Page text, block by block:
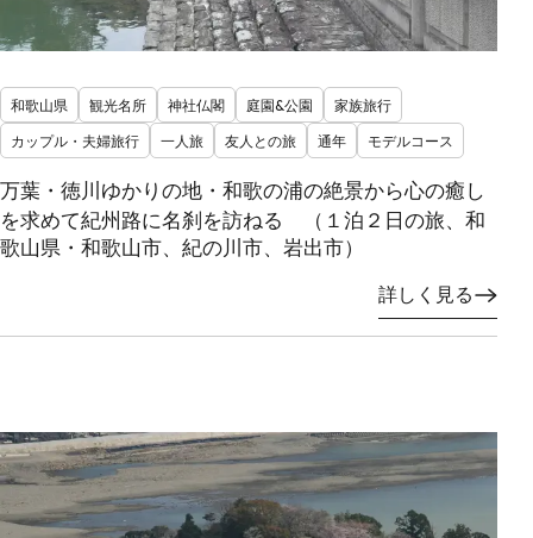
和歌山県 観光名所 神社仏閣 庭園&公園
家族旅行
カップル・夫婦旅行
一人旅 友人との旅 通年 モデルコース
万葉・徳川ゆかりの地・和歌の浦の絶景から心の癒し
を求めて紀州路に名刹を訪ねる （１泊２日の旅、和
歌山県・和歌山市、紀の川市、岩出市）
詳しく見る